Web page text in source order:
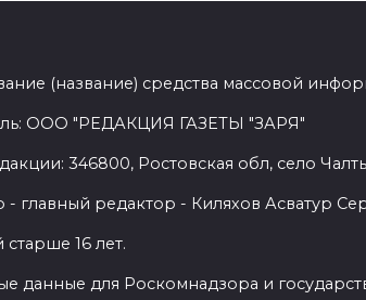
(название) средства массовой
ООО "РЕДАКЦИЯ ГАЗЕТЫ "ЗАРЯ"
346800, Ростовская обл, село
главный редактор - Киляхов Асватур
старше 16 лет.
данные для Роскомнадзора и